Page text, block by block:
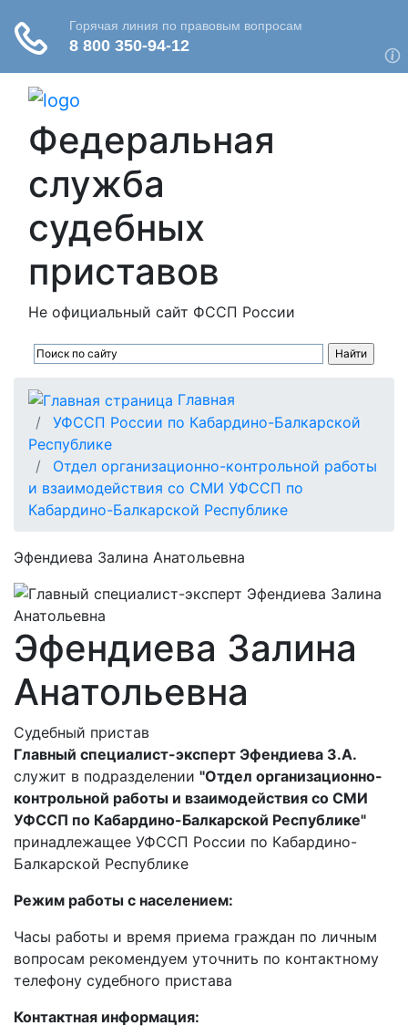
Федеральная
служба
судебных
приставов
Не официальный сайт ФССП России
Главная
УФССП России по Кабардино-Балкарской
Республике
Отдел организационно-контрольной работы
и взаимодействия со СМИ УФССП по
Кабардино-Балкарской Республике
Эфендиева Залина Анатольевна
Эфендиева Залина
Анатольевна
Судебный пристав
Главный специалист-эксперт Эфендиева З.А.
служит в подразделении "Отдел организационно-
контрольной работы и взаимодействия со СМИ
УФССП по Кабардино-Балкарской Республике"
принадлежащее УФССП России по Кабардино-
Балкарской Республике
Режим работы с населением:
Часы работы и время приема граждан по личным
вопросам рекомендуем уточнить по контактному
телефону судебного пристава
Контактная информация: